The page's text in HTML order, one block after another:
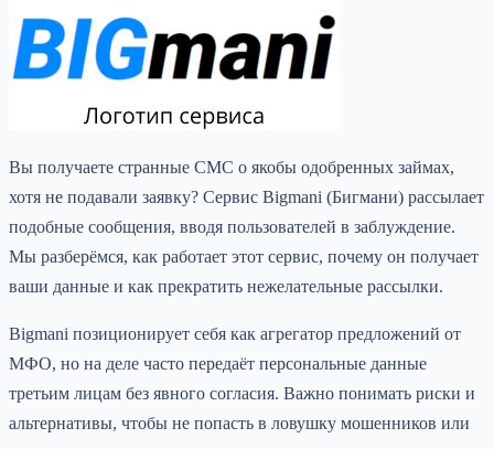
Вы получаете странные СМС о якобы одобренных займах,
хотя не подавали заявку? Сервис Bigmani (Бигмани) рассылает
подобные сообщения, вводя пользователей в заблуждение.
Мы разберёмся, как работает этот сервис, почему он получает
ваши данные и как прекратить нежелательные рассылки.
Bigmani позиционирует себя как агрегатор предложений от
МФО, но на деле часто передаёт персональные данные
третьим лицам без явного согласия. Важно понимать риски и
альтернативы, чтобы не попасть в ловушку мошенников или